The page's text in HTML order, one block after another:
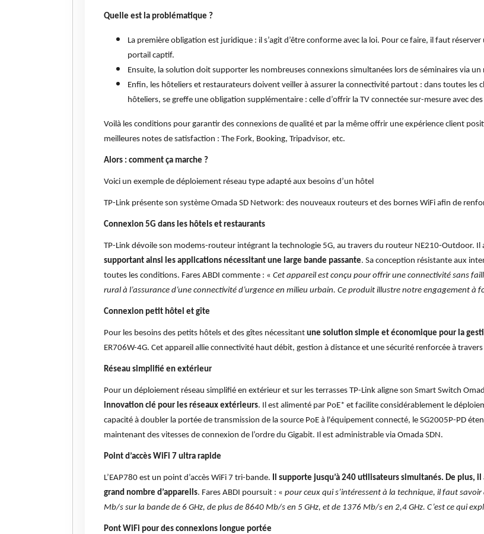
Quelle est la problématique ?
La première obligation est juridique : il s’agit d’être conforme avec la loi. Pour ce faire, il faut
portail captif.
Ensuite, la solution doit supporter les nombreuses connexions simultanées lors de séminaires via un
Enfin, les hôteliers et restaurateurs doivent veiller à assurer la connectivité partout : dans toutes les
hôteliers, se greffe une obligation supplémentaire : celle d’offrir la TV connectée sur-mesure avec
Voilà les conditions pour garantir des connexions de qualité et par la même offrir une expérience client
meilleures notes de satisfaction : The Fork, Booking, Tripadvisor, etc.
Alors : comment ça marche ?
Voici un exemple de déploiement réseau type adapté aux besoins d’un hôtel
TP-Link présente son système Omada SD Network: des nouveaux routeurs et des bornes WiFi afin de
Connexion 5G dans les hôtels et restaurants
TP-Link dévoile son modems-routeur intégrant la technologie 5G, au travers du routeur NE210-Outdoor. Il
supportant ainsi les applications nécessitant une large bande passante. Sa conception résistante aux
toutes les conditions. Fares ABDI commente : « Cet appareil est conçu pour offrir une connectivité sans
rural à l’assurance d’une connectivité d’urgence en milieu urbain. Ce produit illustre notre engagement à
Connexion petit hôtel et gîte
Pour les besoins des petits hôtels et des gîtes nécessitant une solution simple et économique pour la
ER706W-4G. Cet appareil allie connectivité haut débit, gestion à distance et une sécurité renforcée à
Réseau simplifié en extérieur
Pour un déploiement réseau simplifié en extérieur et sur les terrasses TP-Link aligne son Smart Switch
innovation clé pour les réseaux extérieurs. Il est alimenté par PoE* et facilite considérablement le
capacité à doubler la portée de transmission de la source PoE à l'équipement connecté, le SG2005P-PD
maintenant des vitesses de connexion de l’ordre du Gigabit. Il est administrable via Omada SDN.
Point d’accès WiFi 7 ultra rapide
L’EAP780 est un point d’accès WiFi 7 tri-bande.
Il supporte jusqu’à 240 utilisateurs simultanés. De
grand nombre d’appareils. Fares ABDI poursuit : « pour ceux qui s’intéressent à la technique, il faut
Mb/s sur la bande de 6 GHz, de plus de 8640 Mb/s en 5 GHz, et de 1376 Mb/s en 2,4 GHz. C’est ce qui
Pont WiFi pour des connexions longue portée